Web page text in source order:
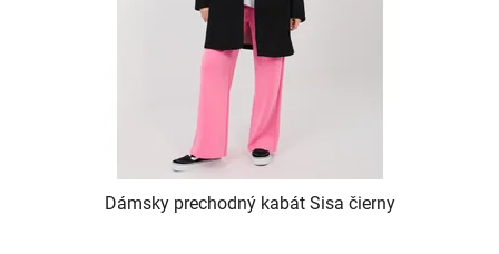
Dámsky prechodný kabát Sisa čierny